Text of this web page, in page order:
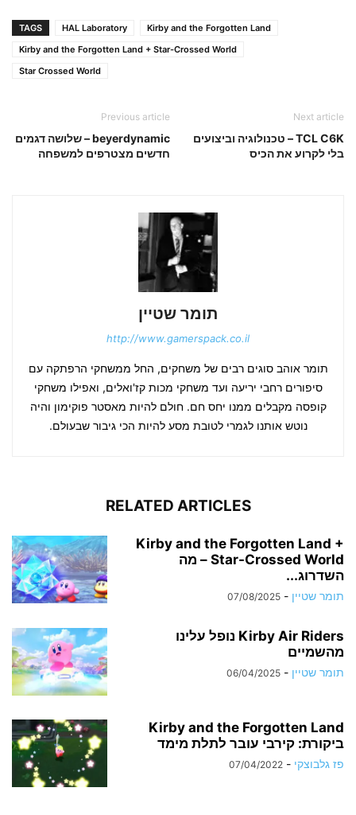
TAGS HAL Laboratory
Kirby and the Forgotten Land
Kirby and the Forgotten Land + Star-Crossed World
Star Crossed World
Previous article
beyerdynamic – שלושה דגמים
חדשים מצטרפים למשפחה
Next article
TCL C6K – טכנולוגיה וביצועים
בלי לקרוע את הכיס
תומר שטיין
http://www.gamerspack.co.il
תומר אוהב סוגים רבים של משחקים, החל ממשחקי הרפתקה עם
סיפורים רחבי יריעה ועד משחקי מכות קז'ואלים, ואפילו משחקי
קופסה מקבלים ממנו יחס חם. חולם להיות מאסטר פוקימון והיה
נוטש אותנו לגמרי לטובת מסע להיות הכי גיבור שבעולם.
RELATED ARTICLES
Kirby and the Forgotten Land +
Star-Crossed World – מה
השדרוג...
תומר שטיין -
07/08/2025
Kirby Air Riders נופל עלינו
מהשמיים
תומר שטיין -
06/04/2025
Kirby and the Forgotten Land
ביקורת: קירבי עובר לתלת מימד
פז גלבוצקי -
07/04/2022